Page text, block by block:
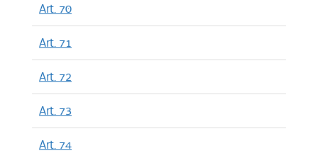
Art. 70
Art. 71
Art. 72
Art. 73
Art. 74